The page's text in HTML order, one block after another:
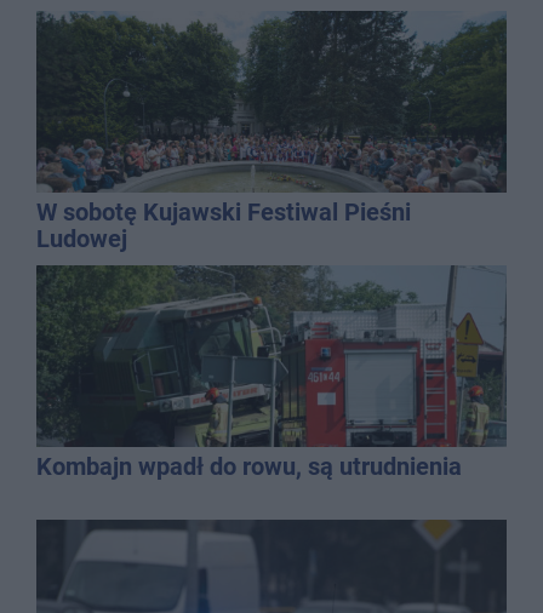
W sobotę Kujawski Festiwal Pieśni
Ludowej
Kombajn wpadł do rowu, są utrudnienia